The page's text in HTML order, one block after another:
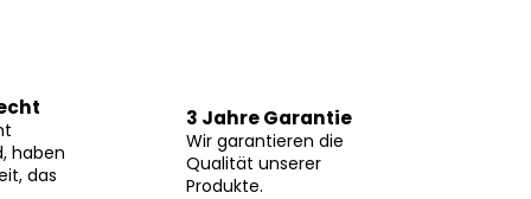
haben
das
3 Jahre Garantie
Wir garantieren die
Qualität unserer
Produkte.